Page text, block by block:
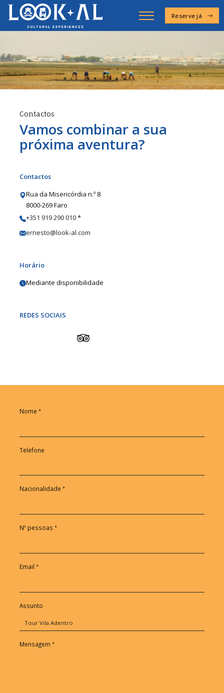
Reserve já
Contactos
Vamos combinar a sua
próxima aventura?
Contactos
Rua da Misericórdia n.º 8
8000-269 Faro
+351 919 290 010*
ernesto@look-al.com
Horário
Mediante disponibilidade
REDES SOCIAIS
Nome
Telefone
Nacionalidade
Nº pessoas
Email
Assunto
Mensagem